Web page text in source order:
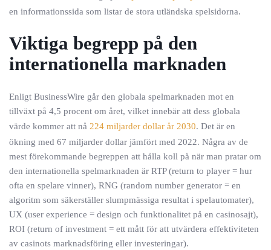
en informationssida som listar de stora utländska spelsidorna.
Viktiga begrepp på den
internationella marknaden
Enligt BusinessWire går den globala spelmarknaden mot en
tillväxt på 4,5 procent om året, vilket innebär att dess globala
värde kommer att nå 224 miljarder dollar år 2030. Det är en
ökning med 67 miljarder dollar jämfört med 2022. Några av de
mest förekommande begreppen att hålla koll på när man pratar om
den internationella spelmarknaden är RTP (return to player = hur
ofta en spelare vinner), RNG (random number generator = en
algoritm som säkerställer slumpmässiga resultat i spelautomater),
UX (user experience = design och funktionalitet på en casinosajt),
ROI (return of investment = ett mått för att utvärdera effektiviteten
av casinots marknadsföring eller investeringar).